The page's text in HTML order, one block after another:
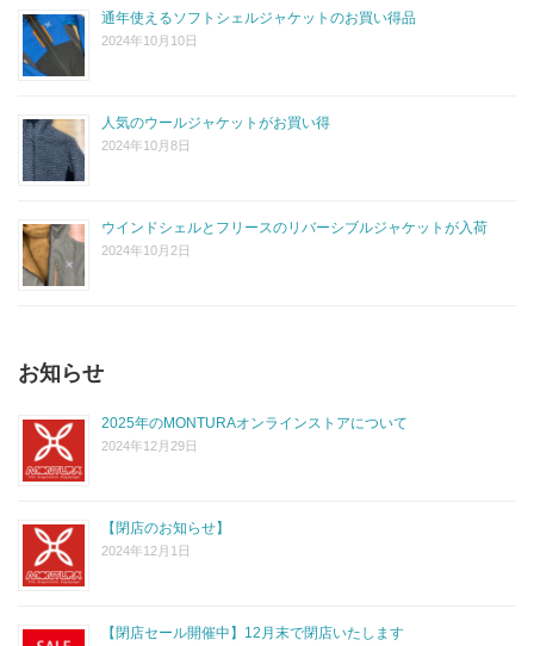
通年使えるソフトシェルジャケットのお買い得品
2024年10月10日
人気のウールジャケットがお買い得
2024年10月8日
ウインドシェルとフリースのリバーシブルジャケットが入荷
2024年10月2日
お知らせ
2025年のMONTURAオンラインストアについて
2024年12月29日
【閉店のお知らせ】
2024年12月1日
【閉店セール開催中】12月末で閉店いたします